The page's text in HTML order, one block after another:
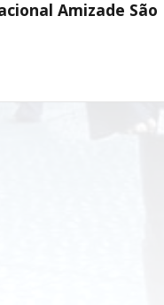
Amizade São